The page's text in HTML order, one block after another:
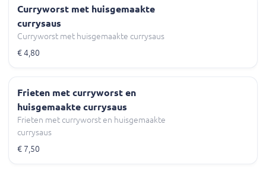
Curryworst met huisgemaakte
currysaus
Curryworst met huisgemaakte currysaus
€ 4,80
Frieten met curryworst en
huisgemaakte currysaus
Frieten met curryworst en huisgemaakte
currysaus
€ 7,50